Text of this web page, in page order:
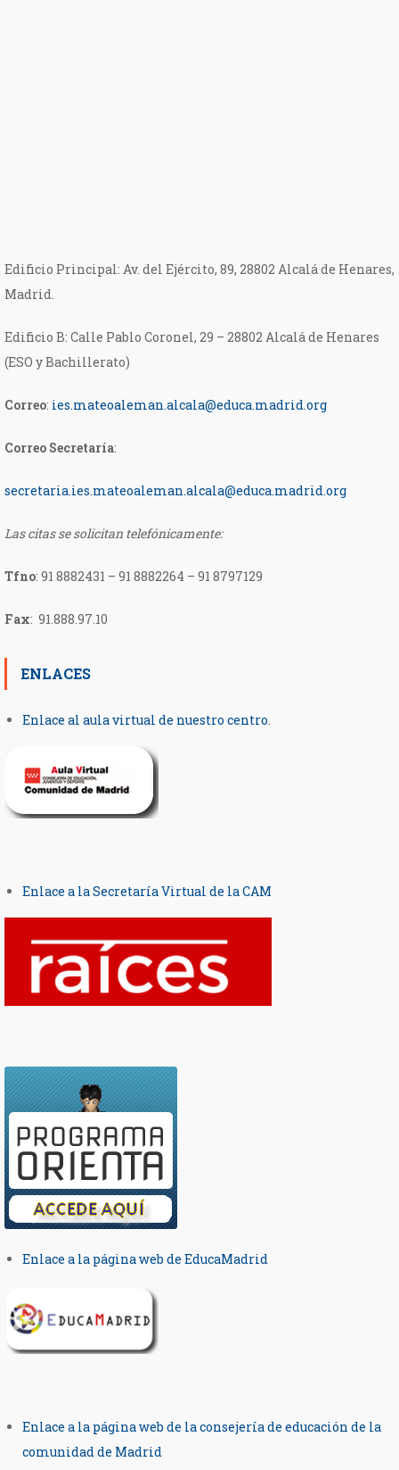
Edificio Principal: Av. del Ejército, 89, 28802 Alcalá de Henares,
Madrid.
Edificio B: Calle Pablo Coronel, 29 – 28802 Alcalá de Henares
(ESO y Bachillerato)
Correo: ies.mateoaleman.alcala@educa.madrid.org
Correo Secretaría:
secretaria.ies.mateoaleman.alcala@educa.madrid.org
Las citas se solicitan telefónicamente:
Tfno: 91 8882431 – 91 8882264 – 91 8797129
Fax: 91.888.97.10
ENLACES
Enlace al aula virtual de nuestro centro.
Enlace a la Secretaría Virtual de la CAM
Enlace a la página web de EducaMadrid
Enlace a la página web de la consejería de educación de la
comunidad de Madrid